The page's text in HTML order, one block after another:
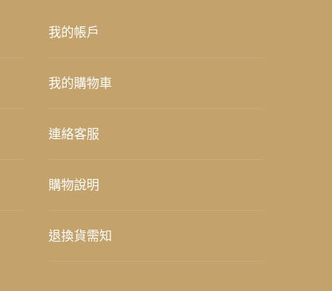
我的帳戶
我的購物車
連絡客服
購物說明
退換貨需知